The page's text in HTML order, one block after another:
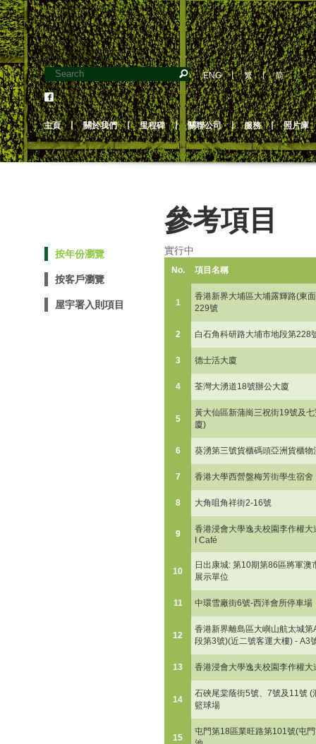
ENG丨繁丨简
主頁 丨 關於我們 丨 里程碑 丨 關聯公司 丨 服務 丨 照片庫
按年份瀏覽
按客戶瀏覽
屋宇署入則項目
參考項目
實行中
No. 項目名稱
1
香港新界大埔區大埔露輝路(東
229號
2 白石角科研路大埔市地段第228
3 德士活大廈
4 荃灣大湧道18號辦公大廈
5
黃大仙區新蒲崗三祝街19號及
廈)
6 葵湧第三號貨櫃碼頭亞洲貨櫃物
7 香港大學西營盤梅芳街學生宿舍
8 大角咀角祥街2-16號
9
香港浸會大學逸夫校園李作權
I Café
10
日出康城: 第10期第86區將軍
展示單位
11 中環雪廠街6號-西洋會所停車場
12
香港新界離島區大嶼山航太城
段第3號)(近二號客運大樓) - A3
13 香港浸會大學逸夫校園李作權大
14
石硤尾棠蔭街5號、7號及11號 (
籃球場
15
屯門第18區業旺路第101號(屯